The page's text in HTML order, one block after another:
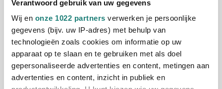
Verantwoord gebruik van uw gegevens
Wij en onze 1022 partners verwerken je persoonlijke
gegevens (bijv. uw IP-adres) met behulp van
technologieën zoals cookies om informatie op uw
apparaat op te slaan en te gebruiken met als doel
gepersonaliseerde advertenties en content, metingen aan
advertenties en content, inzicht in publiek en
Merk
IMPRESSION
Materiaal
Was
Afmetingen
19.3 cm x 5.6 cm x 2.5
cm (l x b x h)